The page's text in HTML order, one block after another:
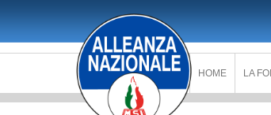
contenuto
principale
HOME LA